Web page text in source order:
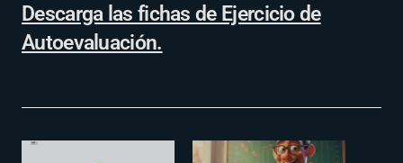
Descarga las fichas de Ejercicio de
Autoevaluación.